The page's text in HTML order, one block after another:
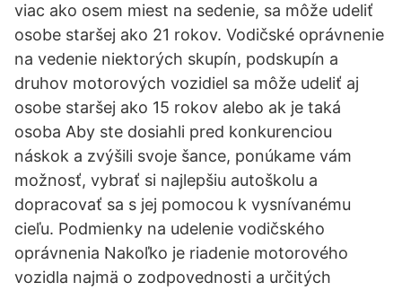
viac ako osem miest na sedenie, sa môže udeliť
osobe staršej ako 21 rokov. Vodičské oprávnenie
na vedenie niektorých skupín, podskupín a
druhov motorových vozidiel sa môže udeliť aj
osobe staršej ako 15 rokov alebo ak je taká
osoba Aby ste dosiahli pred konkurenciou
náskok a zvýšili svoje šance, ponúkame vám
možnosť, vybrať si najlepšiu autoškolu a
dopracovať sa s jej pomocou k vysnívanému
cieľu. Podmienky na udelenie vodičského
oprávnenia Nakoľko je riadenie motorového
vozidla najmä o zodpovednosti a určitých